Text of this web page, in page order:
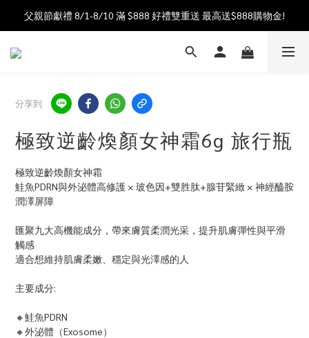
加入會員送$100購物金  加入LINE社群享優惠價
父親節獻禮 8/1-8/10 滿 $888 好禮雙重送 最高送$888購物金!
加入會員送$100購物金  加入LINE社群享優惠價
分享到
極致逆齡煥顏女神霜6g 旅行瓶
極致逆齡煥顏女神霜
鮭魚PDRN與外泌體高修護 × 玻色因+雙胜肽+腺苷緊緻 × 神經醯胺
潤澤屏障
匯聚九大高機能成分，帶來膚質柔潤光采，提升肌膚彈性與平滑
觸感
適合想維持肌膚柔嫩、穩定與光澤感的人
主要成分:
🔸鮭魚PDRN
🔸外泌體（Exosome）